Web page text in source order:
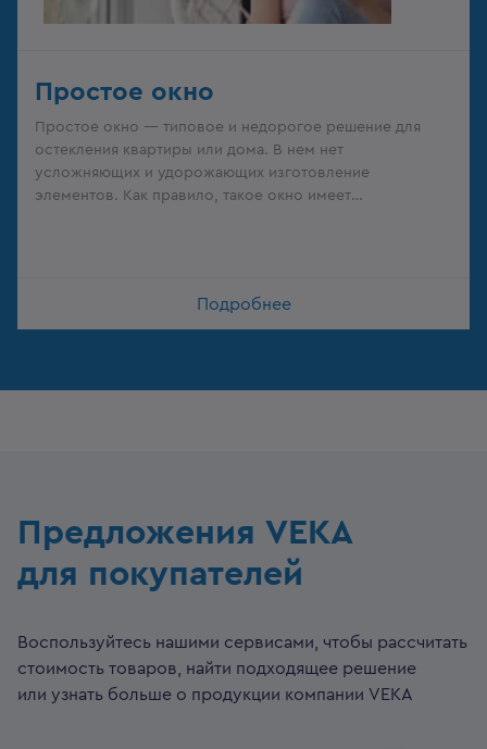
Простое окно
Простое окно — типовое и недорогое решение для
остекления квартиры или дома. В нем нет
усложняющих и удорожающих изготовление
элементов. Как правило, такое окно имеет
Подробнее
Предложения VEKA
для покупателей
Воспользуйтесь нашими сервисами, чтобы рассчитать
стоимость товаров, найти подходящее решение
или узнать больше о продукции компании VEKA